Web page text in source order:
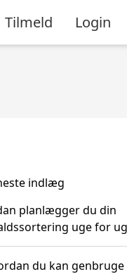
Tilmeld Login
indlæg
planlægger du din
uge for
du kan genbruge